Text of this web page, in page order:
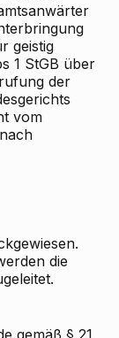
geistig
1 StGB über
der
vom
die
gemäß § 21